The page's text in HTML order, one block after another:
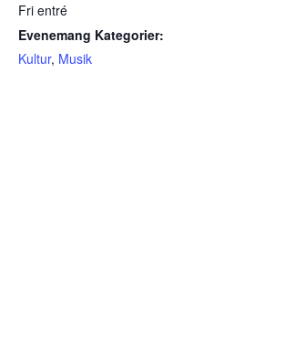
Fri entré
Evenemang Kategorier:
Kultur, Musik